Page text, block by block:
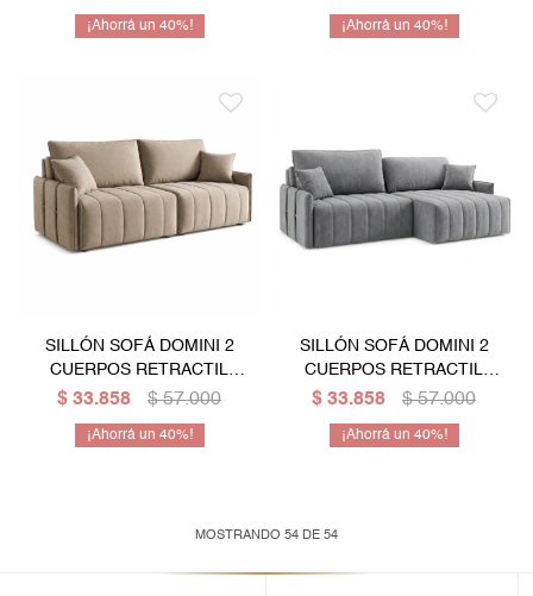
40 40
SILLÓN SOFÁ DOMINI 2
CUERPOS RETRACTIL
AJUSTABLE - BEIGE
$ 33.858 $ 57.000
40
SILLÓN SOFÁ DOMINI 2
CUERPOS RETRACTIL
AJUSTABLE - GRIS
$ 33.858 $ 57.000
40
MOSTRANDO 54 DE 54